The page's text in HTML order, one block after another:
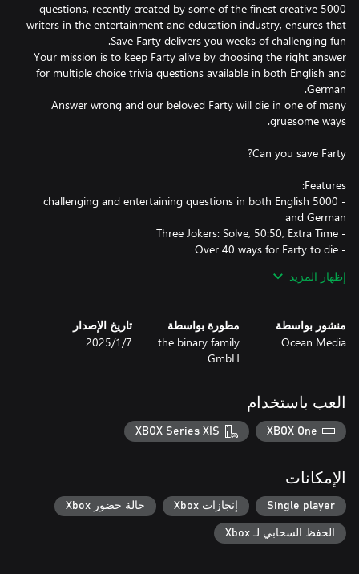
5000 questions, recently created by some of the finest creative
writers in the entertainment and education industry, ensures that
Your mission is to keep Farty alive by choosing the right answer
for multiple choice trivia questions available in both English and
Answer wrong and our beloved Farty will die in one of many
- 5000 challenging and entertaining questions in both English
إظهار المزيد
منشور بواسطة
Ocean Media
مطورة بواسطة
the binary family
GmbH
تاريخ الإصدار
7‏/1‏/2025
العب باستخدام
XBOX One
XBOX Series X|S
الإمكانات
Single player إنجازات Xbox حالة حضور Xbox
الحفظ السحابي لـ Xbox